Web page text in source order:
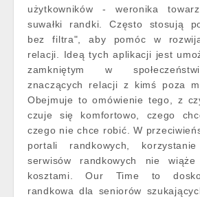
użytkowników - weronika
suwałki randki. Często stosują
bez filtra", aby pomóc w
relacji. Ideą tych aplikacji jest
zamkniętym w
znaczących relacji z kimś poza
Obejmuje to omówienie tego, z
czuje się komfortowo, czego
czego nie chce robić. W
portali randkowych,
serwisów randkowych nie
kosztami. Our Time to
randkowa dla seniorów